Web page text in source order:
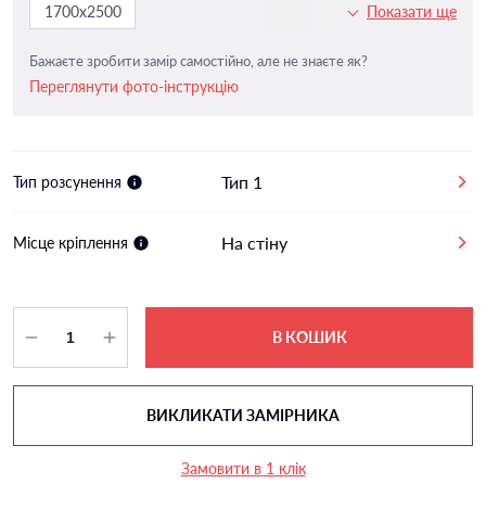
1700х2500 Показати ще
Бажаєте зробити замір самостійно, але не знаєте як?
Переглянути фото-інструкцію
Тип розсунення Тип 1
Місце кріплення На стіну
В КОШИК
ВИКЛИКАТИ ЗАМІРНИКА
Замовити в 1 клік